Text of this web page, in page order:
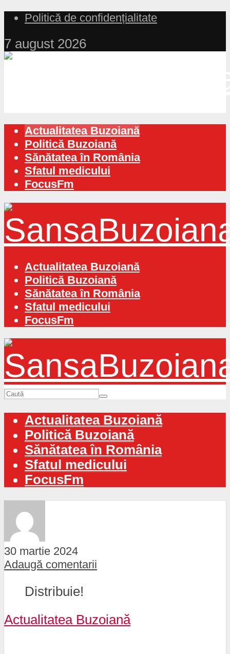
Politică de confidențialitate
7 august 2026
Actualitatea Buzoiană
Politică Buzoiană
Sănătatea în România
Sfatul medicului
FocusFm
Actualitatea Buzoiană
Politică Buzoiană
Sănătatea în România
Sfatul medicului
FocusFm
Actualitatea Buzoiană
Politică Buzoiană
Sănătatea în România
Sfatul medicului
FocusFm
30 martie 2024
Adaugă comentarii
Distribuie!
Actualitatea Buzoiană